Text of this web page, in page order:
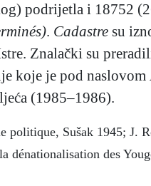
podrijetla i 18752
. Cadastre su
Znalački su
koje je pod naslovom
(1985–1986).
Sušak 1945; J.
dénationalisation des